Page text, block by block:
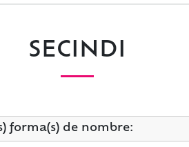
SECINDI
forma(s) de nombre: